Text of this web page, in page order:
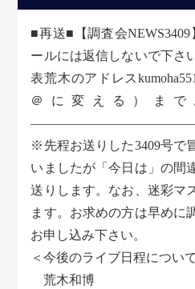
■再送■【調査会
ールには返信しないで下さ
表荒木のアドレス
＠に変える）まで
※先程お送りした3409号で
いましたが「今日は」の間
送りします。なお、迷彩マ
ます。お求めの方は早めに
お申し込み下さい。
＜今後のライブ日程につい
荒木和博